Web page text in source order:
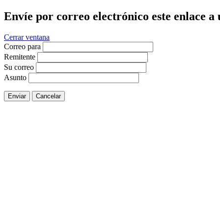
Envíe por correo electrónico este enlace a
Cerrar ventana
Correo para
Remitente
Su correo
Asunto
Enviar Cancelar